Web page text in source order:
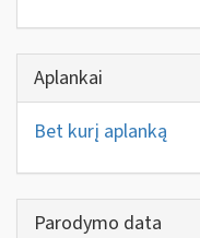
Aplankai
Bet kurį aplanką
Parodymo data